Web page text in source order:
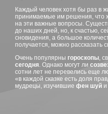
Каждый человек хотя бы раз в
принимаемые им решения, что
на эти важные вопросы.
до наших дней, но, к счастью,
сновидения, а большое
получается, можно
Очень популярны гороскопы,
сегодня. Однако могут ли
сотни лет не перевелись еще
«в каждой сказке есть доля
мудрецы, изучившие фен шуй